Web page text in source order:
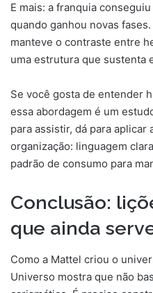
E mais: a franquia
quando ganhou novas
manteve o contraste entre
uma estrutura que sustenta
Se você gosta de entender
essa abordagem é um
para assistir, dá para aplicar
organização: linguagem
padrão de consumo para
Conclusão:
que ainda
Como a Mattel criou o
Universo mostra que não